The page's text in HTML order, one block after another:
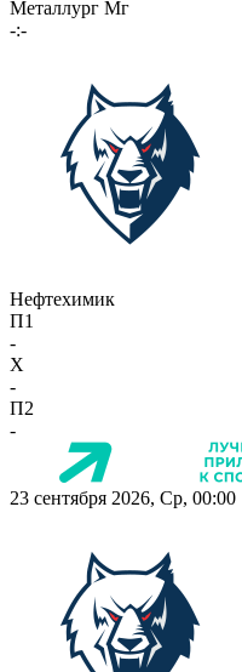
Металлург Мг
-:-
Нефтехимик
П1
-
X
-
П2
-
23 сентября 2026, Ср, 00:00